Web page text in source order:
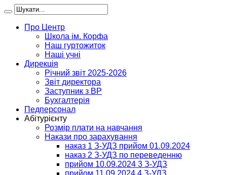
Про Центр
Школа ім. Корфа
Наш гуртожиток
Наші учні
Дирекція
Річний звіт 2025-2026
Звіт директора
Заступник з ВР
Бухгалтерія
Педперсонал
Абітурієнту
Розмір плати на навчання
Накази про зарахування
наказ 1 З-УДЗ прийом 01.09.2024
наказ 2 З-УДЗ по переведенню
прийом 10.09.2024 3 З-УДЗ
прийом 11.09.2024 4 З-УДЗ